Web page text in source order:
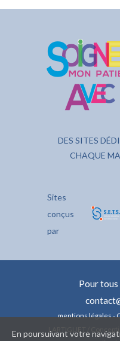
DES SITES
CHAQUE
Sites
conçus
par
Pour tous
mentions légales-
LARTIGUET /
En poursuivant votre